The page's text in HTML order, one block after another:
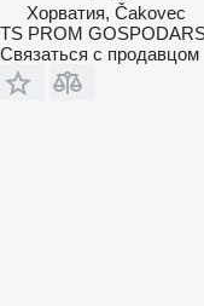
Хорватия, Čakovec
TS PROM
Связаться с продавцом